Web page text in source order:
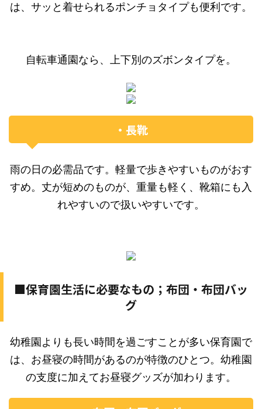
は、サッと着せられるポンチョタイプも便利です。
自転車通園なら、上下別のズボンタイプを。
・長靴
雨の日の必需品です。軽量で歩きやすいものがおす
すめ。丈が短めのものが、重量も軽く、靴箱にも入
れやすいので扱いやすいです。
■保育園生活に必要なもの；布団・布団バッ
グ
幼稚園よりも長い時間を過ごすことが多い保育園で
は、お昼寝の時間があるのが特徴のひとつ。幼稚園
の支度に加えてお昼寝グッズが加わります。